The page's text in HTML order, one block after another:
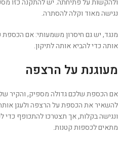
ולהקשות על פתיחתה. יש להתקנה כזו
נגישה מאוד וקלה להסתרה.
מנגד, יש גם חיסרון משמעותי: אם
אותה כדי להביא אותה לתיקון.
מעוגנת על הרצפה
אם הכספת שלכם גדולה מספיק, והקיר
להשאיר את הכספת על הרצפה ולעגן
ונגישה בקלות, אך תצטרכו להתכופף
מתאים לכספות קטנות.